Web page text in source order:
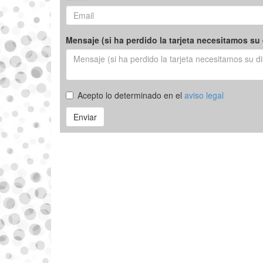
Mensaje (si ha perdido la tarjeta necesitamos
Acepto lo determinado en el aviso legal
Enviar